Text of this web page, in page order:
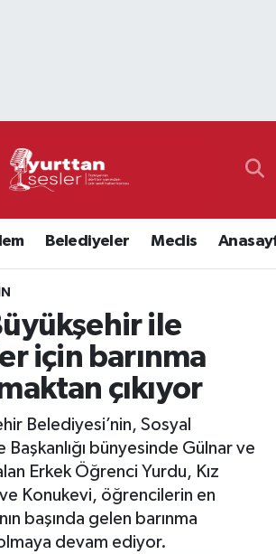
Belediyeler Meclis
ile
için barınma
çıkıyor
Belediyesi’nin, Sosyal
bünyesinde Gülnar ve
Erkek Öğrenci Yurdu, Kız
Konukevi, öğrencilerin en
başında gelen barınma
devam ediyor.
Durumu ve Fikstür
Haberleri